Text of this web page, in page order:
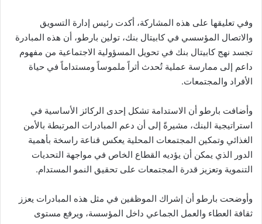
وفي تعليقها على هذه المشاركة، أكدت رئيس إدارة التسويق
والاتصال المؤسسي في كابيتال بنك، تولين بارطو، أن هذه المبادرة
تجسد نهج كابيتال بنك في تحويل المسؤولية الاجتماعية من مفهوم
داعم إلى ممارسة عملية تُحدث أثراً ملموساً ومستداماً في حياة
الأفراد والمجتمعات.
وأضافت بارطو أن الاستدامة تشكل إحدى الركائز الأساسية في
استراتيجية البنك، مشيرةً إلى أن دعم المبادرات المرتبطة بالأمن
الغذائي وتمكين المجتمعات المحلية يعكس قناعة راسخة بأهمية
الدور الذي يمكن أن يؤديه القطاع الخاص في مواجهة التحديات
التنموية وتعزيز قدرة المجتمعات على تحقيق النمو المستدام.
وأوضحت بارطو أن إشراك الموظفين في مثل هذه المبادرات يعزز
ثقافة العطاء والعمل الجماعي داخل المؤسسة، ويرفع مستوى